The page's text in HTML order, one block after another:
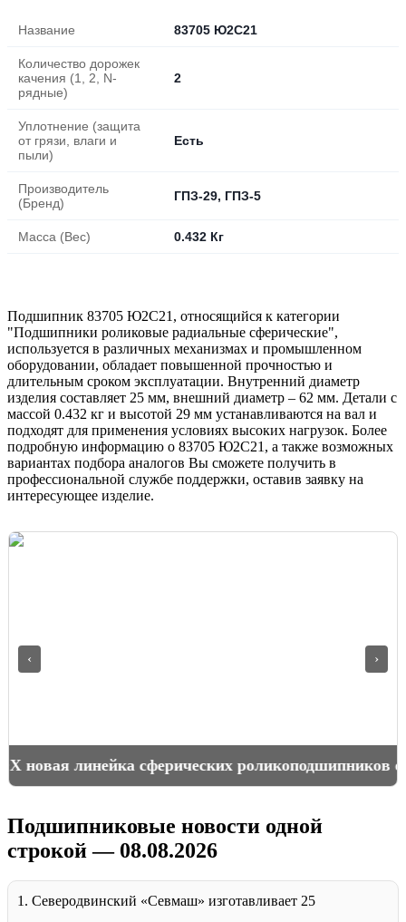
Название 83705 Ю2С21
Количество дорожек
качения (1, 2, N-
рядные)
2
Уплотнение (защита
от грязи, влаги и
пыли)
Есть
Производитель
(Бренд)
ГПЗ-29, ГПЗ-5
Масса (Вес) 0.432 Кг
Подшипник 83705 Ю2С21, относящийся к категории
"Подшипники роликовые радиальные сферические",
используется в различных механизмах и промышленном
оборудовании, обладает повышенной прочностью и
длительным сроком эксплуатации. Внутренний диаметр
изделия составляет 25 мм, внешний диаметр – 62 мм. Детали с
массой 0.432 кг и высотой 29 мм устанавливаются на вал и
подходят для применения условиях высоких нагрузок. Более
подробную информацию о 83705 Ю2С21, а также возможных
вариантах подбора аналогов Вы сможете получить в
профессиональной службе поддержки, оставив заявку на
интересующее изделие.
новая линейка сферических роликоподшипников
‹ ›
Подшипниковые новости одной
строкой — 08.08.2026
1. Северодвинский «Севмаш» изготавливает 25